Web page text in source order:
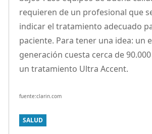
requieren de un profesional que
indicar el tratamiento adecuado
paciente. Para tener una idea: un
generación cuesta cerca de
un tratamiento Ultra Accent.
fuente:clarin.com
SALUD